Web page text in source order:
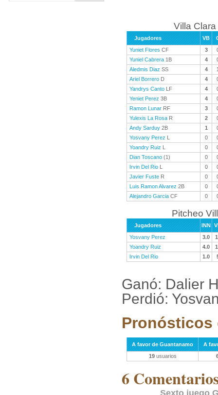
Villa
Jugadores VB
Yuniet Flores CF 3
Yuniel Cabrera 1B 4
Aledmis Diaz SS 4
Ariel Borrero D 4
Yandrys Canto LF 4
Yeniet Perez 3B 4
Ramon Lunar RF 3
Yulexis La Rosa R 2
Andy Sarduy 2B 1
Yosvany Perez L 0
Yoandry Ruiz L 0
Dian Toscano (1) 0
Irvin Del Rio L 0
Javier Fuste R 0
Luis Ramon Alvarez 2B 0
Alejandro Garcia CF 0
Pitcheo
Jugadores INN
Yosvany Perez
3.0
Yoandry Ruiz
4.0
Irvin Del Rio
1.0
Ganó: Dalier
Perdió:
Pronósticos
A favor de Guantanamo
A
19usuarios
6
Sexto juego